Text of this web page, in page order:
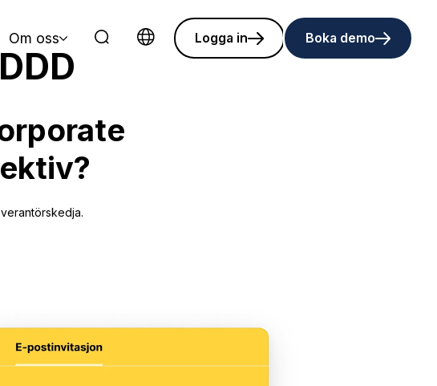
Om oss
Choose language
Logga in Boka demo